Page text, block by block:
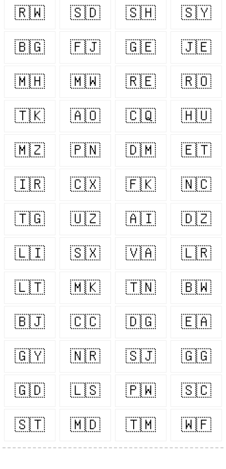
🇷🇼 🇸🇩 🇸🇭 🇸🇾
🇧🇬 🇫🇯 🇬🇪 🇯🇪
🇲🇭 🇲🇼 🇷🇪 🇷🇴
🇹🇰 🇦🇴 🇨🇶 🇭🇺
🇲🇿 🇵🇳 🇩🇲 🇪🇹
🇮🇷 🇨🇽 🇫🇰 🇳🇨
🇹🇬 🇺🇿 🇦🇮 🇩🇿
🇱🇮 🇸🇽 🇻🇦 🇱🇷
🇱🇹 🇲🇰 🇹🇳 🇧🇼
🇧🇯 🇨🇨 🇩🇬 🇪🇦
🇬🇾 🇳🇷 🇸🇯 🇬🇬
🇬🇩 🇱🇸 🇵🇼 🇸🇨
🇸🇹 🇲🇩 🇹🇲 🇼🇫